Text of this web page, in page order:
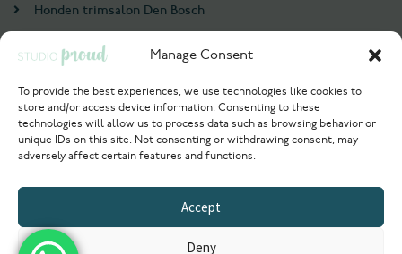
Manage Consent
To provide the best experiences, we use technologies like cookies to
store and/or access device information. Consenting to these
technologies will allow us to process data such as browsing behavior or
unique IDs on this site. Not consenting or withdrawing consent, may
adversely affect certain features and functions.
Accept
Deny
Honden trimsalon Den Bosch
Login / Register
Probeer nu
© 2021 Studioproud. All rights reserved.
Powered by